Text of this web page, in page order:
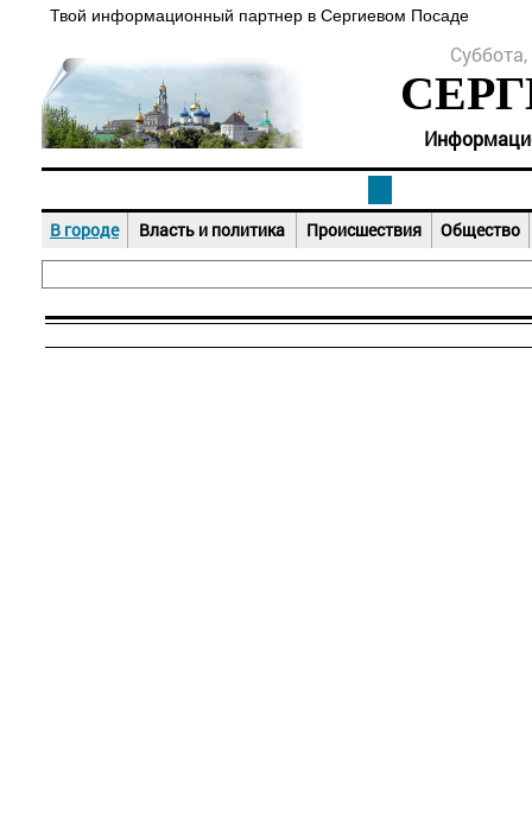
Твой информационный партнер в Сергиевом Посаде
В городе Власть и политика Происшествия Общество